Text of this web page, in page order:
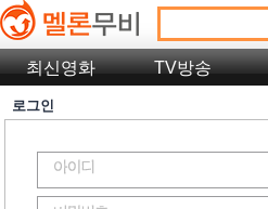
최신영화 TV방송
로그인